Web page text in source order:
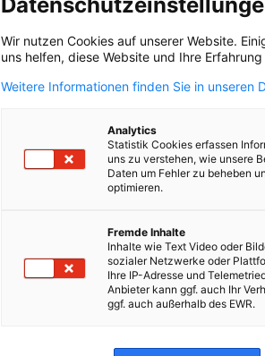
Wir nutzen Cookies auf unserer Website.
uns helfen, diese Website und Ihre
Weitere Informationen finden Sie in unseren
Analytics
Statistik Cookies erfassen
uns zu verstehen, wie unsere
Daten um Fehler zu beheben
optimieren.
Fremde Inhalte
Inhalte wie Text Video oder
sozialer Netzwerke oder
Ihre IP-Adresse und
Anbieter kann ggf. auch Ihr
ggf. auch außerhalb des EWR.